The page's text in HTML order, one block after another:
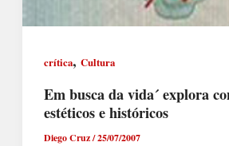
crítica, Cultura
Em busca da vida´ explora
estéticos e históricos
Diego Cruz/25/07/2007